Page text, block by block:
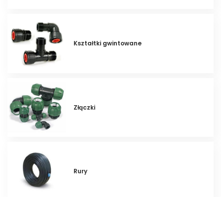
Kształtki gwintowane
Złączki
Rury